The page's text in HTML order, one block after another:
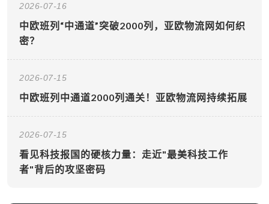
2026-07-16
中欧班列“中通道”突破2000列，亚欧物流网如何织
密？
2026-07-15
中欧班列中通道2000列通关！亚欧物流网持续拓展
2026-07-15
看见科技报国的硬核力量：走近"最美科技工作
者"背后的攻坚密码